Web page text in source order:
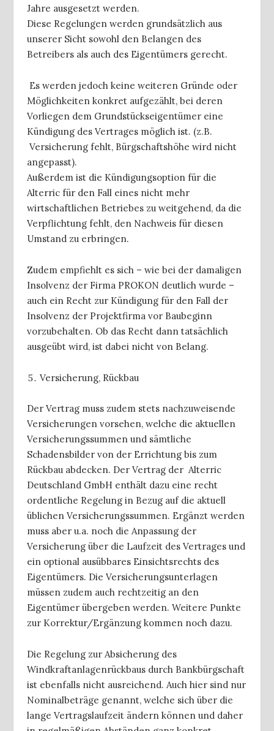
Jahre ausgesetzt werden.
Diese Regelungen werden grundsätzlich aus
unserer Sicht sowohl den Belangen des
Betreibers als auch des Eigentümers gerecht.
Es werden jedoch keine weiteren Gründe oder
Möglichkeiten konkret aufgezählt, bei deren
Vorliegen dem Grundstückseigentümer eine
Kündigung des Vertrages möglich ist. (z.B.
Versicherung fehlt, Bürgschaftshöhe wird nicht
angepasst).
Außerdem ist die Kündigungsoption für die
Alterric für den Fall eines nicht mehr
wirtschaftlichen Betriebes zu weitgehend, da die
Verpflichtung fehlt, den Nachweis für diesen
Umstand zu erbringen.
Zudem empfiehlt es sich – wie bei der damaligen
Insolvenz der Firma PROKON deutlich wurde –
auch ein Recht zur Kündigung für den Fall der
Insolvenz der Projektfirma vor Baubeginn
vorzubehalten. Ob das Recht dann tatsächlich
ausgeübt wird, ist dabei nicht von Belang.
Versicherung, Rückbau
Der Vertrag muss zudem stets nachzuweisende
Versicherungen vorsehen, welche die aktuellen
Versicherungssummen und sämtliche
Schadensbilder von der Errichtung bis zum
Rückbau abdecken. Der Vertrag der Alterric
Deutschland GmbH enthält dazu eine recht
ordentliche Regelung in Bezug auf die aktuell
üblichen Versicherungssummen. Ergänzt werden
muss aber u.a. noch die Anpassung der
Versicherung über die Laufzeit des Vertrages und
ein optional ausübbares Einsichtsrechts des
Eigentümers. Die Versicherungsunterlagen
müssen zudem auch rechtzeitig an den
Eigentümer übergeben werden. Weitere Punkte
zur Korrektur/Ergänzung kommen noch dazu.
Die Regelung zur Absicherung des
Windkraftanlagenrückbaus durch Bankbürgschaft
ist ebenfalls nicht ausreichend. Auch hier sind nur
Nominalbeträge genannt, welche sich über die
lange Vertragslaufzeit ändern können und daher